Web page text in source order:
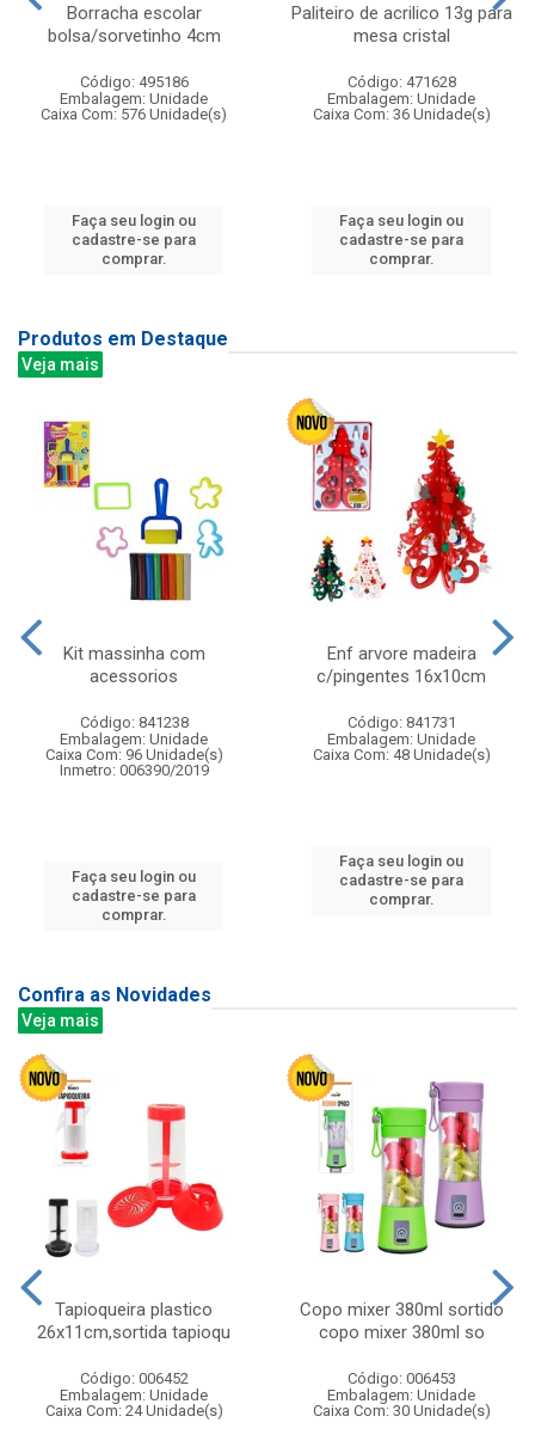
Borracha escolar
bolsa/sorvetinho 4cm
Código: 495186
Embalagem: Unidade
Caixa Com: 576 Unidade(s)
Faça seu login ou
cadastre-se para
comprar.
Paliteiro de acrilico 13g para
mesa cristal
Código: 471628
Embalagem: Unidade
Caixa Com: 36 Unidade(s)
Faça seu login ou
cadastre-se para
comprar.
Produtos em Destaque
Veja mais
Kit massinha com
acessorios
Código: 841238
Embalagem: Unidade
Caixa Com: 96 Unidade(s)
Inmetro: 006390/2019
Faça seu login ou
cadastre-se para
comprar.
Enf arvore madeira
c/pingentes 16x10cm
Código: 841731
Embalagem: Unidade
Caixa Com: 48 Unidade(s)
Faça seu login ou
cadastre-se para
comprar.
Confira as Novidades
Veja mais
Tapioqueira plastico
26x11cm,sortida tapioqu
Código: 006452
Embalagem: Unidade
Caixa Com: 24 Unidade(s)
Copo mixer 380ml sortido
copo mixer 380ml so
Código: 006453
Embalagem: Unidade
Caixa Com: 30 Unidade(s)